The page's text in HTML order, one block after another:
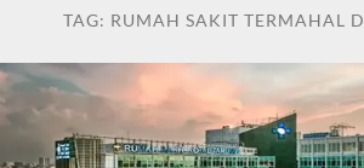
TAG: RUMAH SAKIT TERMAHAL